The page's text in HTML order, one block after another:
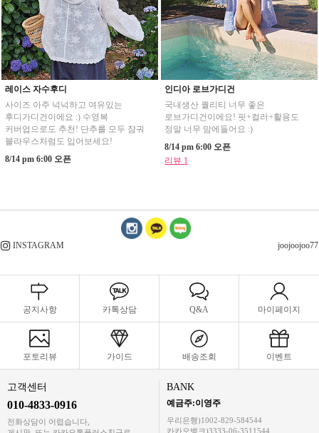
레이스 자수후디
사이즈 아주 넉넉하고 여유있는
후디가디건이에요 :) 수영복
커버업으로도 추천! 단추를 모두 잠궈
블라우스처럼도 입어보세요!
8/14 pm 6:00 오픈
인디아 로브가디건
국내생산 퀄리티 너무 좋은
로브가디건이에요! 핏+컬러+활용도
정말 너무 맘에들어요 :)
8/14 pm 6:00 오픈
리뷰 1
INSTAGRAM joojoojoo77
공지사항 카톡상담 Q&A 마이페이지
포토리뷰 가이드 배송조회 이벤트
고객센터
010-4833-0916
전화상담이 어렵습니다,
BANK
예금주:이영주
우리은행)1002-829-584544
카카오뱅크)3333-06-3511544